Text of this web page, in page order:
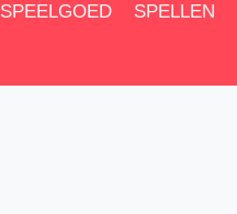
SPEELGOED SPELLEN